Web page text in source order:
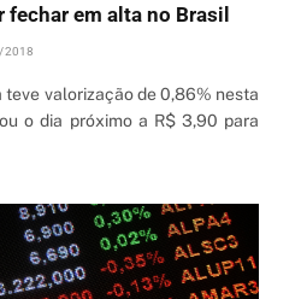
fechar em alta no Brasil
2018
valorização de 0,86% nesta
o dia próximo a R$ 3,90 para